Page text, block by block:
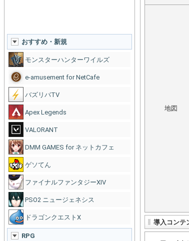
おすすめ・新規
モンスターハンターワイルズ
e-amusement for NetCafe
バズリバTV
Apex Legends
VALORANT
DMM GAMES for ネットカフェ
ゲソてん
ファイナルファンタジーXIV
PSO2 ニュージェネシス
ドラゴンクエストX
RPG
地図
導入コンテ